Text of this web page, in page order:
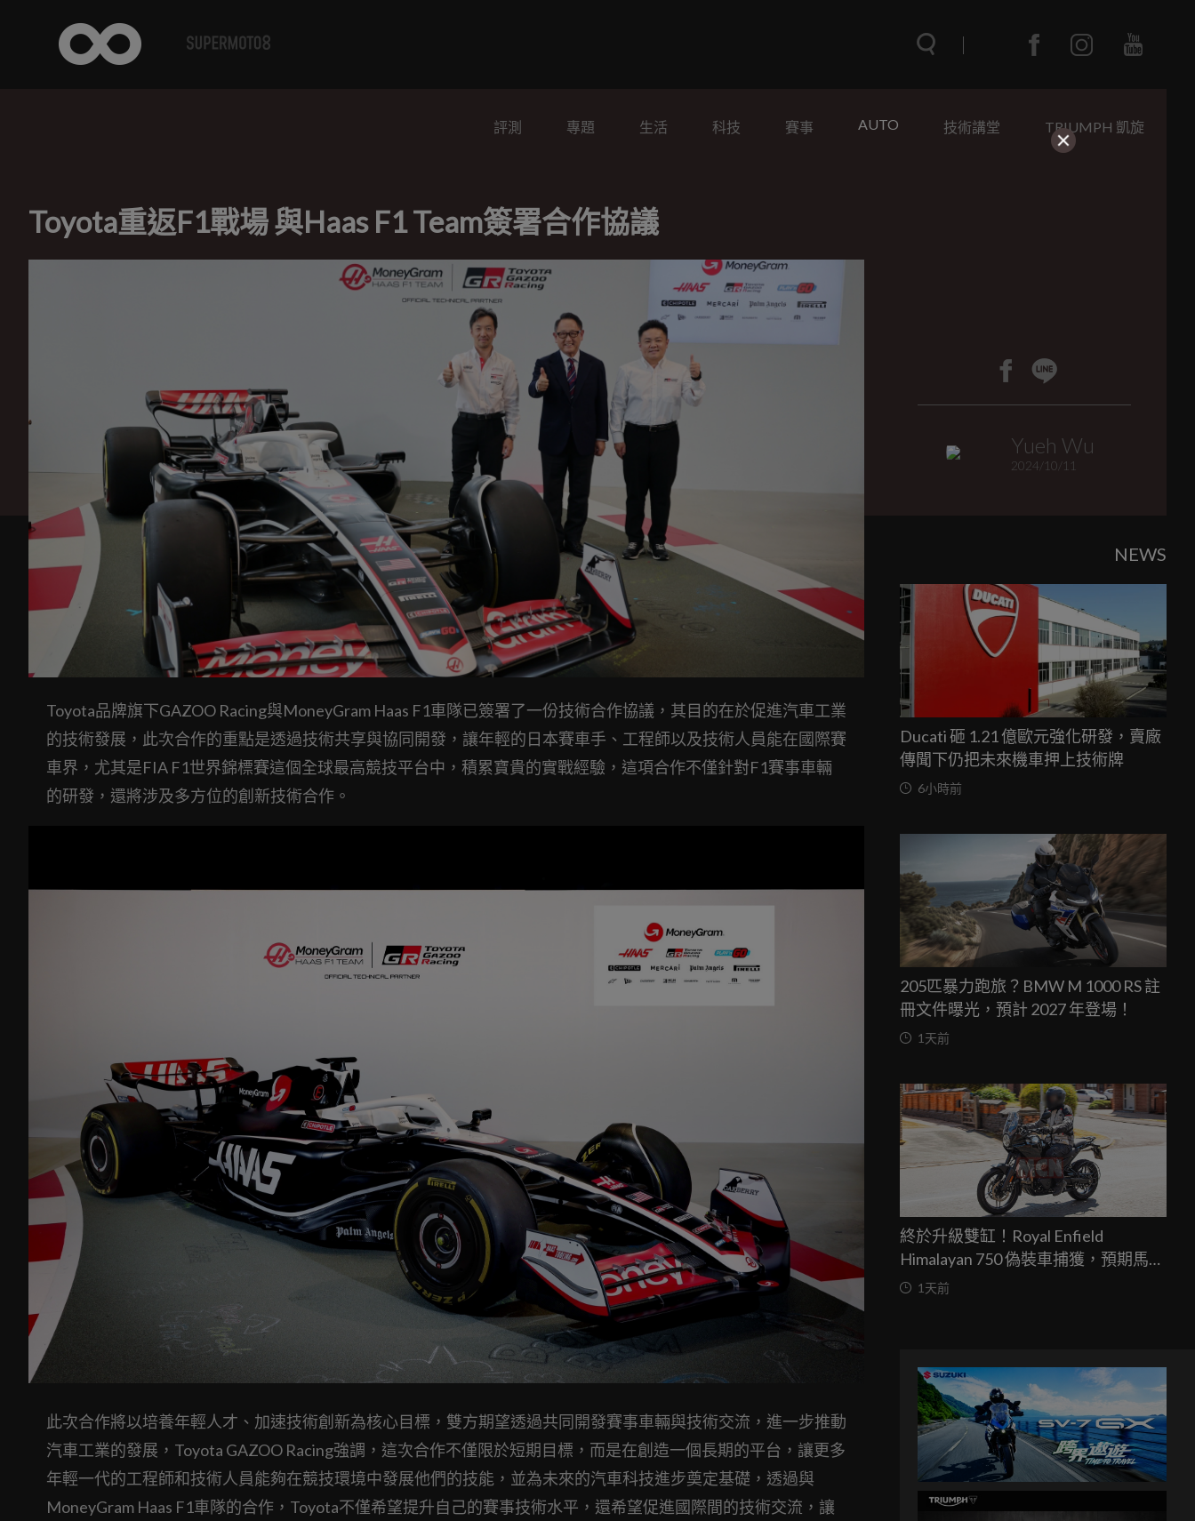
評測 專題 生活 科技 賽事 AUTO 技術講堂 TRIUMPH 凱旋
Toyota重返F1戰場 與Haas F1 Team簽署合作協議
Yueh Wu
2024/10/11
Toyota品牌旗下GAZOO Racing與MoneyGram Haas F1車隊已簽署了一份技術合作協議，其目的在於促進汽車工業
的技術發展，此次合作的重點是透過技術共享與協同開發，讓年輕的日本賽車手、工程師以及技術人員能在國際賽
車界，尤其是FIA F1世界錦標賽這個全球最高競技平台中，積累寶貴的實戰經驗，這項合作不僅針對F1賽事車輛
的研發，還將涉及多方位的創新技術合作。
此次合作將以培養年輕人才、加速技術創新為核心目標，雙方期望透過共同開發賽事車輛與技術交流，進一步推動
汽車工業的發展，Toyota GAZOO Racing強調，這次合作不僅限於短期目標，而是在創造一個長期的平台，讓更多
年輕一代的工程師和技術人員能夠在競技環境中發展他們的技能，並為未來的汽車科技進步奠定基礎，透過與
MoneyGram Haas F1車隊的合作，Toyota不僅希望提升自己的賽事技術水平，還希望促進國際間的技術交流，讓
NEWS
Ducati 砸 1.21 億歐元強化研發，賣廠
傳聞下仍把未來機車押上技術牌
6小時前
205匹暴力跑旅？BMW M 1000 RS 註
冊文件曝光，預計 2027 年登場！
1天前
終於升級雙缸！Royal Enfield
Himalayan 750 偽裝車捕獲，預期馬力
突破67匹，最快米蘭車展亮相
1天前